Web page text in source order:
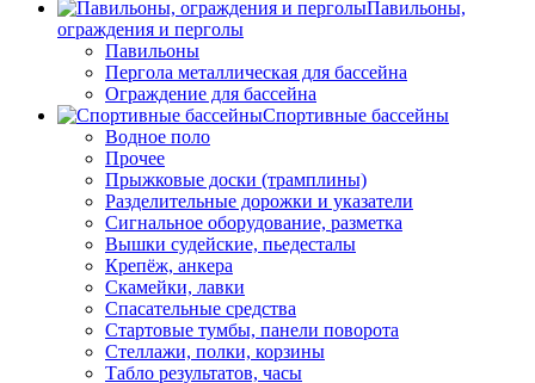
Павильоны,
ограждения и перголы
Павильоны
Пергола металлическая для бассейна
Ограждение для бассейна
Спортивные бассейны
Водное поло
Прочее
Прыжковые доски (трамплины)
Разделительные дорожки и указатели
Cигнальное оборудование, разметка
Вышки судейские, пьедесталы
Крепёж, анкера
Скамейки, лавки
Спасательные средства
Стартовые тумбы, панели поворота
Стеллажи, полки, корзины
Табло результатов, часы